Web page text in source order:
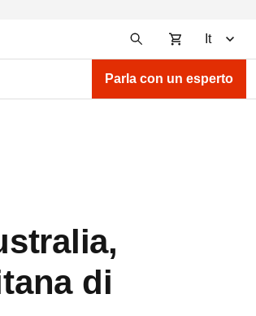
It
Parla con un esperto
di